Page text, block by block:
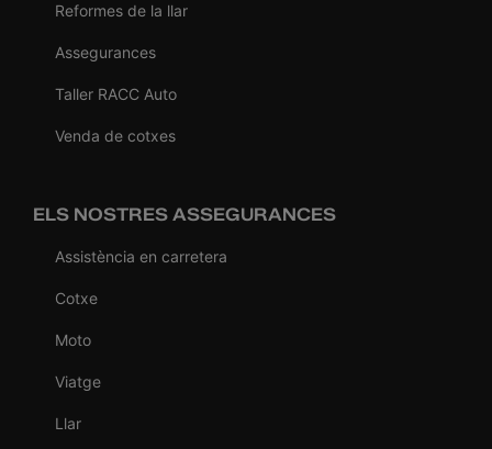
Reformes de la llar
Assegurances
Taller RACC Auto
Venda de cotxes
ELS NOSTRES ASSEGURANCES
Assistència en carretera
Cotxe
Moto
Viatge
Llar